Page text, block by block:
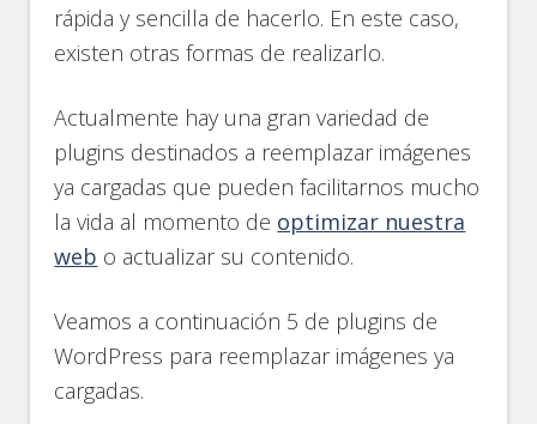
rápida y sencilla de hacerlo. En este caso,
existen otras formas de realizarlo.
Actualmente hay una gran variedad de
plugins destinados a reemplazar imágenes
ya cargadas que pueden facilitarnos mucho
la vida al momento de optimizar nuestra
web o actualizar su contenido.
Veamos a continuación 5 de plugins de
WordPress para reemplazar imágenes ya
cargadas.